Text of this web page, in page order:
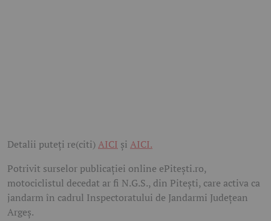
Detalii puteți re(citi)AICI și AICI.
Potrivit surselor publicației online ePitești.ro,
motociclistul decedat ar fi N.G.S., din Pitești, care activa ca
jandarm în cadrul Inspectoratului de Jandarmi Județean
Argeș.